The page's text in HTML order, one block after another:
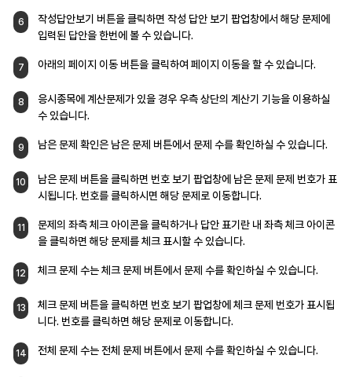
6 작성답안보기 버튼을 클릭하면 작성 답안 보기 팝업창에서 해당 문제에
입력된 답안을한번에 볼 수 있습니다.
7 아래의 페이지 이동 버튼을 클릭하여 페이지 이동을 할 수 있습니다.
8 응시종목에 계산문제가 있을 경우 우측 상단의계산기 기능을 이용하실
수 있습니다.
9 남은 문제 확인은 남은 문제 버튼에서 문제 수를확인하실 수 있습니다.
10 남은 문제 버튼을 클릭하면 번호 보기 팝업창에 남은 문제 문제 번호가 표
시됩니다. 번호를클릭하시면 해당 문제로 이동합니다.
11 문제의 좌측 체크 아이콘을 클릭하거나 답안 표기란 내 좌측 체크 아이콘
을 클릭하면 해당문제를 체크 표시할 수 있습니다.
12 체크 문제 수는 체크 문제 버튼에서 문제 수를확인하실 수 있습니다.
13 체크 문제 버튼을 클릭하면 번호 보기 팝업창에체크 문제 번호가 표시됩
니다. 번호를클릭하면 해당 문제로 이동합니다.
14 전체 문제 수는 전체 문제 버튼에서 문제 수를확인하실 수 있습니다.